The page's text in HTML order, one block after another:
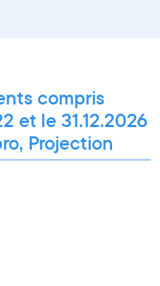
compris
et le 31.12.2026
Projection